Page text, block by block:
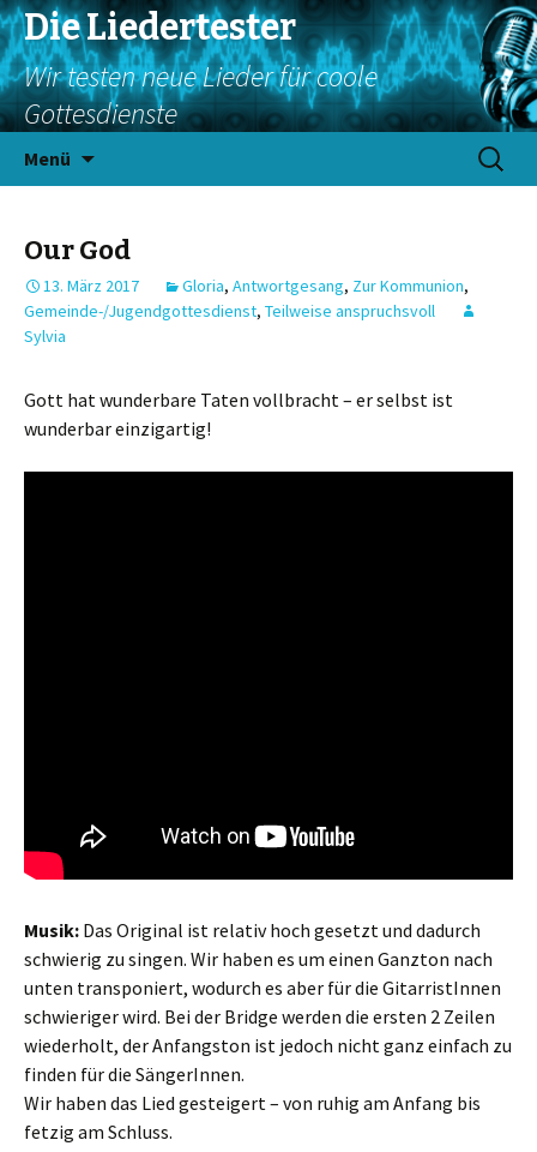
Die Liedertester
Wir testen neue Lieder für coole
Gottesdienste
Menü
Suchen
nach:
Our God
13. März 2017 Gloria, Antwortgesang, Zur Kommunion,
Gemeinde-/Jugendgottesdienst, Teilweise anspruchsvoll
Sylvia
Gott hat wunderbare Taten vollbracht – er selbst ist
wunderbar einzigartig!
Musik: Das Original ist relativ hoch gesetzt und dadurch
schwierig zu singen. Wir haben es um einen Ganzton nach
unten transponiert, wodurch es aber für die GitarristInnen
schwieriger wird. Bei der Bridge werden die ersten 2 Zeilen
wiederholt, der Anfangston ist jedoch nicht ganz einfach zu
finden für die SängerInnen.
Wir haben das Lied gesteigert – von ruhig am Anfang bis
fetzig am Schluss.